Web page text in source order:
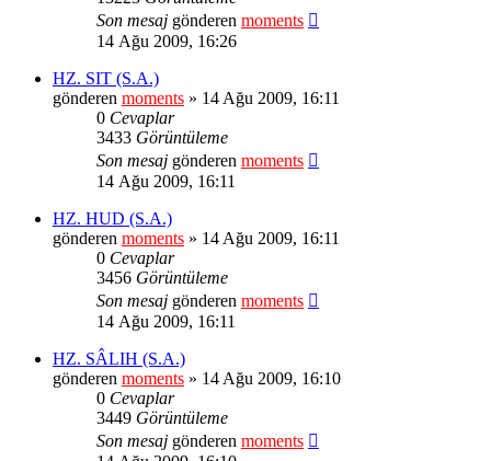
Son mesaj gönderen moments
14 Ağu 2009, 16:26
HZ. SIT (S.A.)
gönderen moments » 14 Ağu 2009, 16:11
0 Cevaplar
3433 Görüntüleme
Son mesaj gönderen moments
14 Ağu 2009, 16:11
HZ. HUD (S.A.)
gönderen moments » 14 Ağu 2009, 16:11
0 Cevaplar
3456 Görüntüleme
Son mesaj gönderen moments
14 Ağu 2009, 16:11
HZ. SÂLIH (S.A.)
gönderen moments » 14 Ağu 2009, 16:10
0 Cevaplar
3449 Görüntüleme
Son mesaj gönderen moments